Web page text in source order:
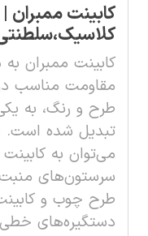
کابینت
کلاسیک،سلطنتی
کابینت ممبران
مقاومت مناسب در
طرح و رنگ، به
تبدیل شده است.
می‌توان به
سرستون‌های
طرح چوب و
دستگیره‌های